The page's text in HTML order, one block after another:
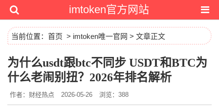
imtoken官方网站
当前位置： 首页 > imtoken唯一官网 > 文章正文
为什么usdt跟btc不同步 USDT和BTC为
什么老闹别扭？2026年排名解析
作者：财经热点 2026-05-26 浏览：388